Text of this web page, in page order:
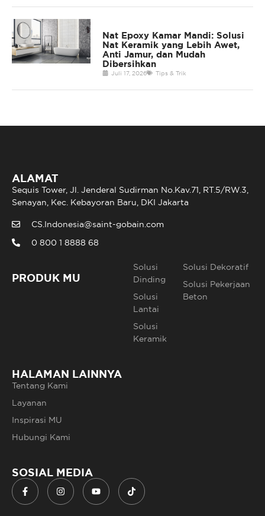
Nat Epoxy Kamar Mandi: Solusi
Nat Keramik yang Lebih Awet,
Anti Jamur, dan Mudah
Dibersihkan
Juli 17, 2026 Tips & Trik
ALAMAT
Sequis Tower, Jl. Jenderal Sudirman No.Kav.71, RT.5/RW.3,
Senayan, Kec. Kebayoran Baru, DKI Jakarta
CS.Indonesia@saint-gobain.com
0 800 1 8888 68
PRODUK MU
Solusi
Dinding
Solusi
Lantai
Solusi
Keramik
Solusi Dekoratif
Solusi Pekerjaan
Beton
HALAMAN LAINNYA
Tentang Kami
Layanan
Inspirasi MU
Hubungi Kami
SOSIAL MEDIA